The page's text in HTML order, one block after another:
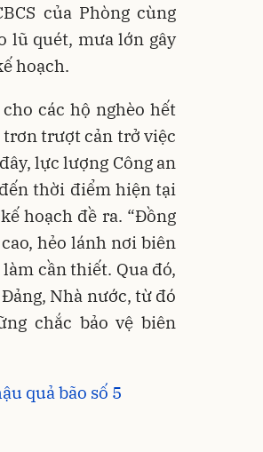
của Phòng cùng
lũ quét, mưa lớn gây
hoạch.
các hộ nghèo hết
trơn trượt cản trở việc
lực lượng Công an
thời điểm hiện tại
hoạch đề ra. “Đồng
hẻo lánh nơi biên
cần thiết. Qua đó,
Nhà nước, từ đó
chắc bảo vệ biên
quả bão số 5